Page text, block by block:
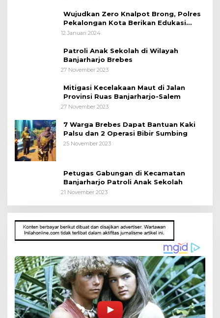
Wujudkan Zero Knalpot Brong, Polres
Pekalongan Kota Berikan Edukasi
Kepada Pelajar
12 Januari 2024
Patroli Anak Sekolah di Wilayah
Banjarharjo Brebes
27 November 2023
Mitigasi Kecelakaan Maut di Jalan
Provinsi Ruas Banjarharjo-Salem
27 November 2023
7 Warga Brebes Dapat Bantuan Kaki
Palsu dan 2 Operasi Bibir Sumbing
25 November 2023
Petugas Gabungan di Kecamatan
Banjarharjo Patroli Anak Sekolah
21 November 2023